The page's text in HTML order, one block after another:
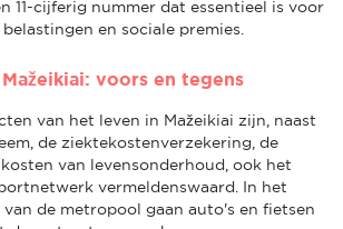
11-cijferig nummer dat essentieel is voor
en sociale premies.
voors en tegens
van het leven in Mažeikiai zijn, naast
de ziektekostenverzekering, de
van levensonderhoud, ook het
vermeldenswaard. In het
de metropool gaan auto's en fietsen